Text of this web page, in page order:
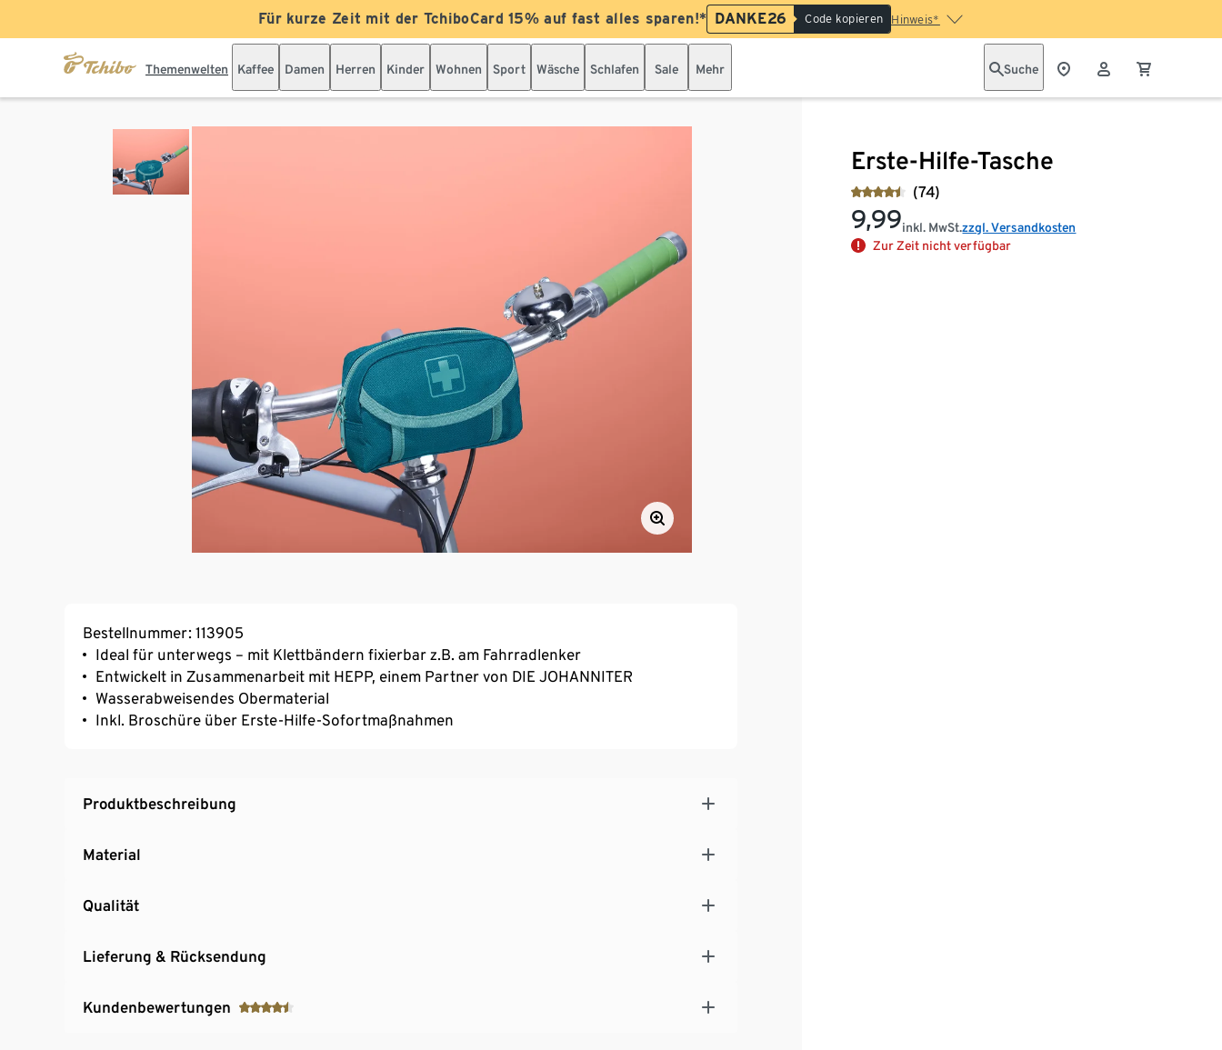
Für kurze Zeit mit der TchiboCard 15% auf fast alles sparen!* DANKE26 Code kopieren Hinweis*
Themenwelten Kaffee Damen Herren Kinder Wohnen Sport Wäsche Schlafen Sale Mehr Suche
Erste-Hilfe-Tasche
(74)
9,99inkl. MwSt.zzgl. Versandkosten
Zur Zeit nicht verfügbar
Bestellnummer: 113905
Ideal für unterwegs – mit Klettbändern fixierbar z.B. am Fahrradlenker
Entwickelt in Zusammenarbeit mit HEPP, einem Partner von DIE JOHANNITER
Wasserabweisendes Obermaterial
Inkl. Broschüre über Erste-Hilfe-Sofortmaßnahmen
Produktbeschreibung
Material
Qualität
Lieferung & Rücksendung
Kundenbewertungen